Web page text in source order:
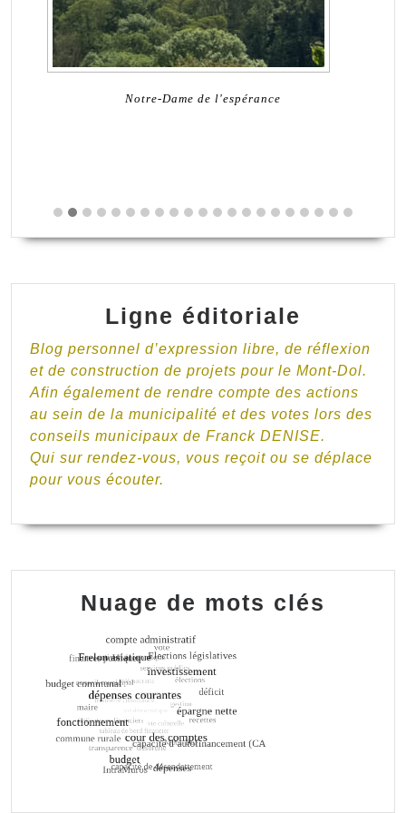
Notre-Dame de l'espérance
Ligne éditoriale
Blog personnel d’expression libre, de réflexion
et de construction de projets pour le Mont-Dol.
Afin également de rendre compte des actions
au sein de la municipalité et des votes lors des
conseils municipaux de Franck DENISE.
Qui sur rendez-vous, vous reçoit ou se déplace
pour vous écouter.
Nuage de mots clés